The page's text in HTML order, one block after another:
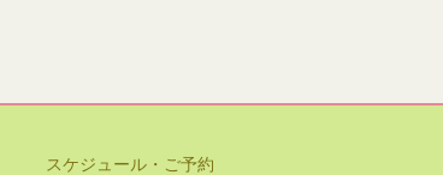
スケジュール・ご予約